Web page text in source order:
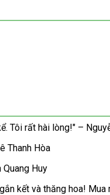
Tôi rất hài lòng!" –
Thanh Hòa
Huy
kết và thăng hoa!